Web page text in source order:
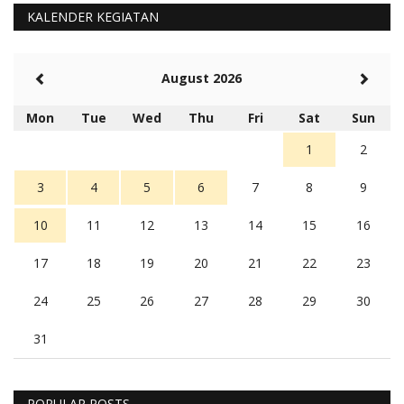
KALENDER KEGIATAN
August 2026
Mon Tue Wed Thu Fri Sat
Sun
1
2
3 4 5 6 7 8 9
10 11 12 13 14 15 16
17 18 19 20 21 22 23
24 25 26 27 28 29 30
31